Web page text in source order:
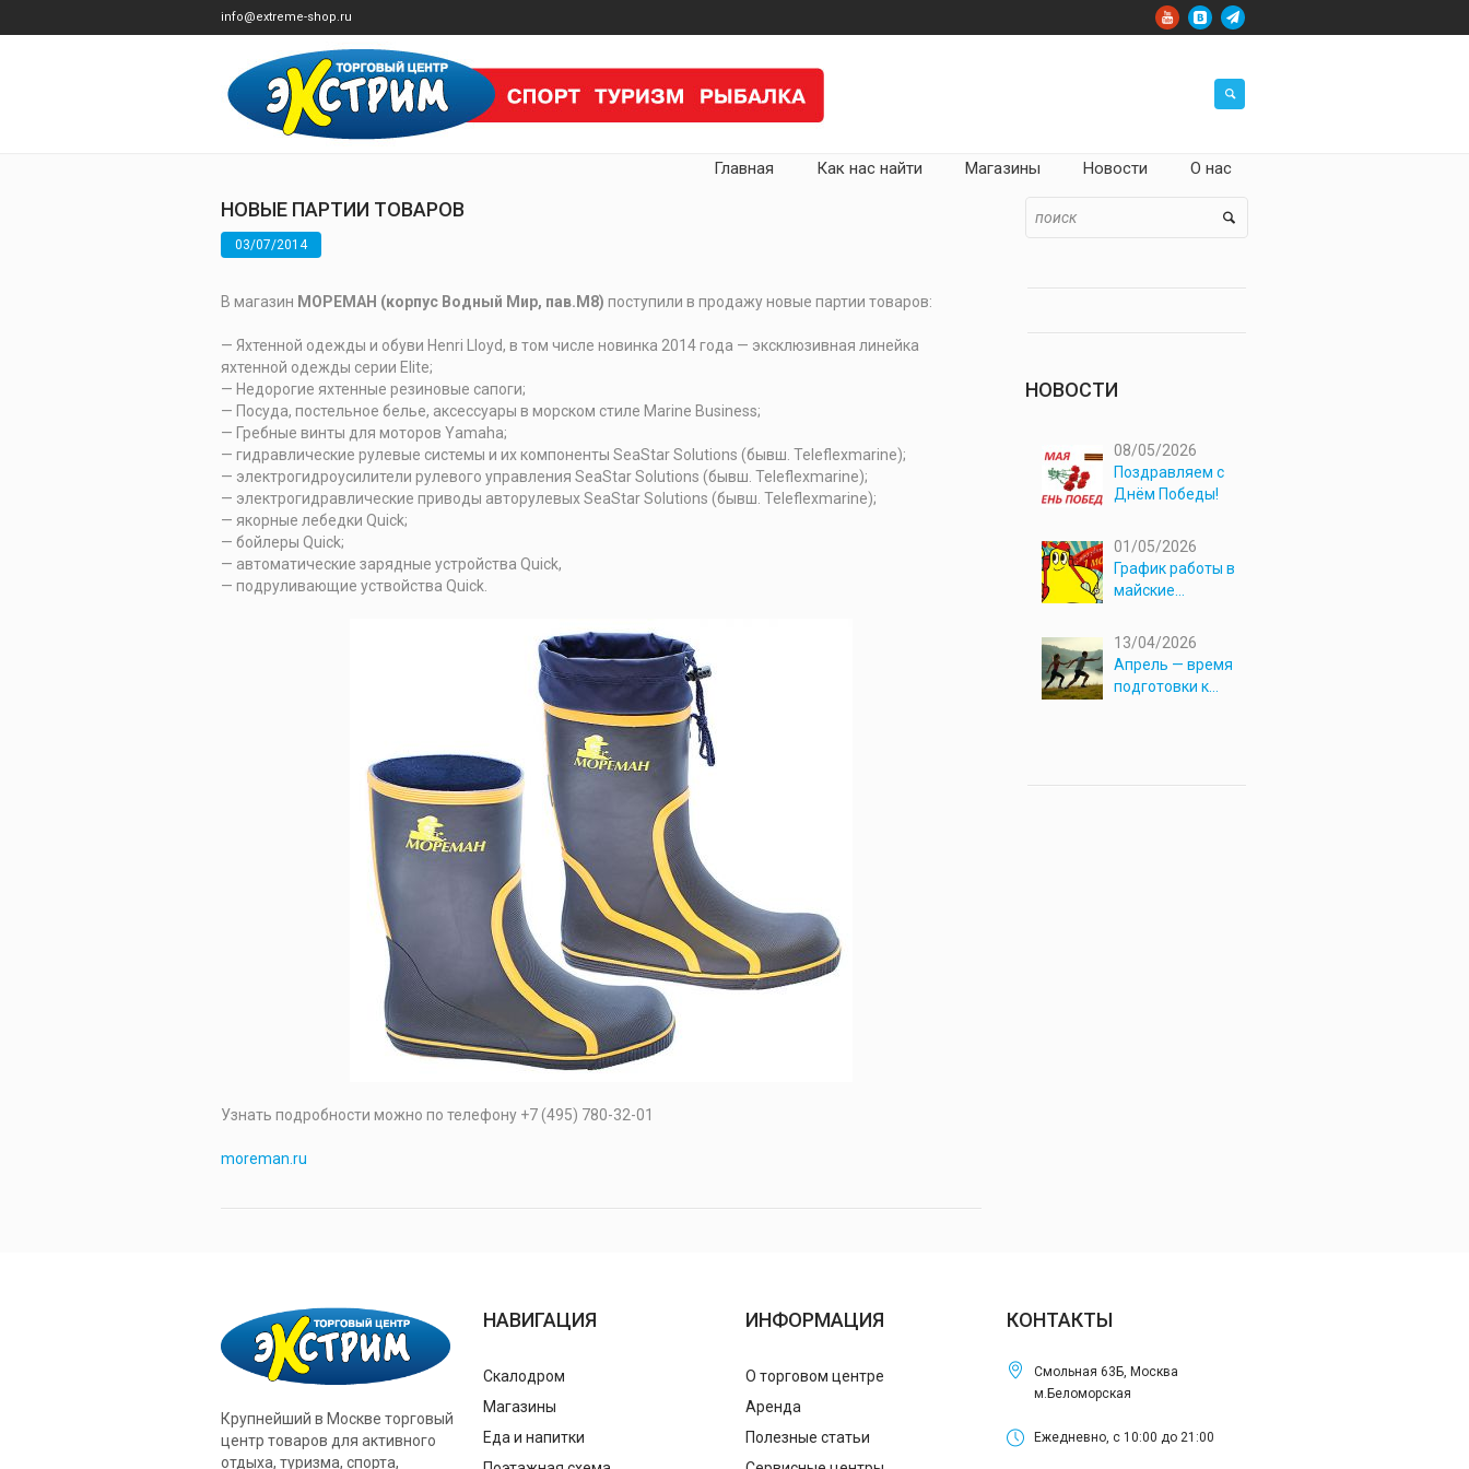
info@extreme-shop.ru
Главная Как нас найти Магазины Новости О нас
НОВЫЕ ПАРТИИ ТОВАРОВ
03/07/2014
В магазин МОРЕМАН (корпус Водный Мир, пав.М8) поступили в продажу новые партии товаров:
— Яхтенной одежды и обуви Henri Lloyd, в том числе новинка 2014 года — эксклюзивная линейка
яхтенной одежды серии Elite;
— Недорогие яхтенные резиновые сапоги;
— Посуда, постельное белье, аксессуары в морском стиле Marine Business;
— Гребные винты для моторов Yamaha;
— гидравлические рулевые системы и их компоненты SeaStar Solutions (бывш. Teleflexmarine);
— электрогидроусилители рулевого управления SeaStar Solutions (бывш. Teleflexmarine);
— электрогидравлические приводы авторулевых SeaStar Solutions (бывш. Teleflexmarine);
— якорные лебедки Quick;
— бойлеры Quick;
— автоматические зарядные устройства Quick,
— подруливающие уствойства Quick.
Узнать подробности можно по телефону +7 (495) 780-32-01
moreman.ru
НОВОСТИ
08/05/2026
Поздравляем с
Днём Победы!
01/05/2026
График работы в
майские
13/04/2026
Апрель — время
подготовки к
Крупнейший в Москве торговый
центр товаров для активного
отдыха, туризма, спорта,
НАВИГАЦИЯ
Скалодром
Магазины
Еда и напитки
ИНФОРМАЦИЯ
О торговом центре
Аренда
Полезные статьи
КОНТАКТЫ
Смольная 63Б, Москва
м.Беломорская
Ежедневно, с 10:00 до 21:00